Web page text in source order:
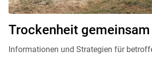
Trockenheit
Informationen und Strategien für